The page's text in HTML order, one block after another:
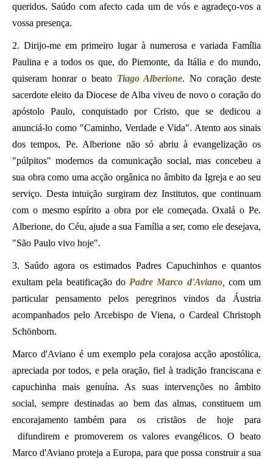
queridos. Saúdo com afecto cada um de vós e agradeço-vos a
vossa presença.
2. Dirijo-me em primeiro lugar à numerosa e variada Família
Paulina e a todos os que, do Piemonte, da Itália e do mundo,
quiseram honrar o beatoTiago Alberione. No coração deste
sacerdote eleito da Diocese de Alba viveu de novo o coração do
apóstolo Paulo, conquistado por Cristo, que se dedicou a
anunciá-lo como "Caminho, Verdade e Vida". Atento aos sinais
dos tempos, Pe. Alberione não só abriu à evangelização os
"púlpitos" modernos da comunicação social, mas concebeu a
sua obra como uma acção orgânica no âmbito da Igreja e ao seu
serviço. Desta intuição surgiram dez Institutos, que continuam
com o mesmo espírito a obra por ele começada. Oxalá o Pe.
Alberione, do Céu, ajude a sua Família a ser, como ele desejava,
"São Paulo vivo hoje".
3. Saúdo agora os estimados Padres Capuchinhos e quantos
exultam pela beatificação do Padre Marco d'Aviano, com um
particular pensamento pelos peregrinos vindos da Áustria
acompanhados pelo Arcebispo de Viena, o Cardeal Christoph
Schönborn.
Marco d'Aviano é um exemplo pela corajosa acção apostólica,
apreciada por todos, e pela oração, fiel à tradição franciscana e
capuchinha mais genuína. As suas intervenções no âmbito
social, sempre destinadas ao bem das almas, constituem um
encorajamento também para os cristãos de hoje para
difundirem e promoverem os valores evangélicos. O beato
Marco d'Aviano proteja a Europa, para que possa construir a sua